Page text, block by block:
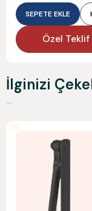
SEPETE EKLE
Özel
İlginizi
...